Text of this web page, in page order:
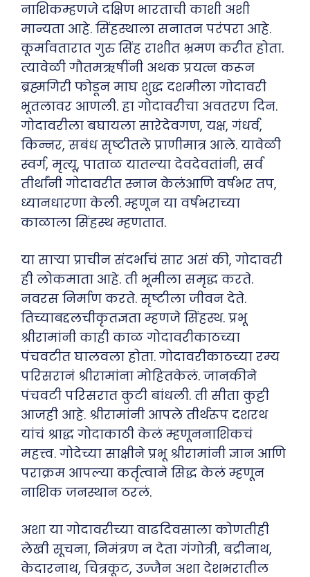
नाशिकम्हणजे दक्षिण भारताची काशी अशी
मान्यता आहे. सिंहस्थाला सनातन परंपरा आहे.
कूर्मावतारात गुरु सिंह राशीत भ्रमण करीत होता.
त्यावेळी गौतमऋषींनी अथक प्रयत्न करून
ब्रह्मगिरी फोडून माघ शुद्ध दशमीला गोदावरी
भूतलावर आणली. हा गोदावरीचा अवतरण दिन.
गोदावरीला बघायला सारेदेवगण, यक्ष, गंधर्व,
किन्नर, सबंध सृष्टीतले प्राणीमात्र आले. यावेळी
स्वर्ग, मृत्यू, पाताळ यातल्या देवदेवतांनी, सर्व
तीर्थांनी गोदावरीत स्नान केलंआणि वर्षभर तप,
ध्यानधारणा केली. म्हणून या वर्षभराच्या
काळाला सिंहस्थ म्हणतात.
या साऱ्या प्राचीन संदर्भांचं सार असं की, गोदावरी
ही लोकमाता आहे. ती भूमीला समृद्ध करते.
नवरस निर्माण करते. सृष्टीला जीवन देते.
तिच्याबद्दलचीकृतज्ञता म्हणजे सिंहस्थ. प्रभू
श्रीरामांनी काही काळ गोदावरीकाठच्या
पंचवटीत घालवला होता. गोदावरीकाठच्या रम्य
परिसरानं श्रीरामांना मोहितकेलं. जानकीने
पंचवटी परिसरात कुटी बांधली. ती सीता कुट्टी
आजही आहे. श्रीरामांनी आपले तीर्थरूप दशरथ
यांचं श्राद्ध गोदाकाठी केलं म्हणूननाशिकचं
महत्त्व. गोदेच्या साक्षीने प्रभू श्रीरामांनी ज्ञान आणि
पराक्रम आपल्या कर्तृत्वाने सिद्ध केलं म्हणून
नाशिक जनस्थान ठरलं.
अशा या गोदावरीच्या वाढदिवसाला कोणतीही
लेखी सूचना, निमंत्रण न देता गंगोत्री, बद्रीनाथ,
केदारनाथ, चित्रकूट, उज्जैन अशा देशभरातील